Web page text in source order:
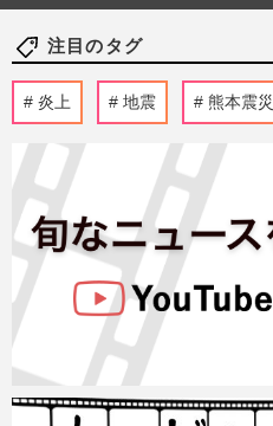
注目のタグ
炎上 地震 熊本震災